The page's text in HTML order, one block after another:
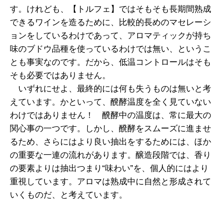
す。けれども、【トルフェ】ではそもそも長期間熟成
できるワインを造るために、比較的長めのマセレーシ
ョンをしているわけであって、アロマティックが持ち
味のブドウ品種を使っているわけでは無い、というこ
とも事実なのです。だから、低温コントロールはそも
そも必要ではありません。
いずれにせよ、最終的には何も失うものは無いと考
えています。かといって、醗酵温度を全く見ていない
わけではありません！ 醗酵中の温度は、常に最大の
関心事の一つです。しかし、醗酵をスムーズに進ませ
るため、さらにはより良い抽出をするためには、ほか
の重要な一連の流れがあります。醸造段階では、香り
の要素よりは抽出つまり“味わい”を、個人的にはより
重視しています。アロマは熟成中に自然と形成されて
いくものだ、と考えています。